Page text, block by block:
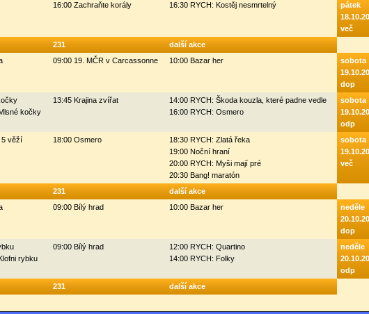
16:00 Zachraňte korály 16:30 RYCH: Kostěj nesmrtelný
pátek
več
231
další akce
09:00 19. MČR v Carcassonne 10:00 Bazar her
sobota
dop
kočky
13:45 Krajina zvířat
14:00 RYCH: Škoda kouzla, které padne vedle
16:00 RYCH: Osmero
sobota
odp
5 věží 18:00 Osmero
18:30 RYCH: Zlatá řeka
19:00 Noční hraní
20:00 RYCH: Myši mají pré
20:30 Bang! maratón
sobota
več
231
další akce
09:00 Bílý hrad 10:00 Bazar her
neděle
dop
rybku
09:00 Bílý hrad
12:00 RYCH: Quartino
14:00 RYCH: Folky
neděle
odp
231 další akce